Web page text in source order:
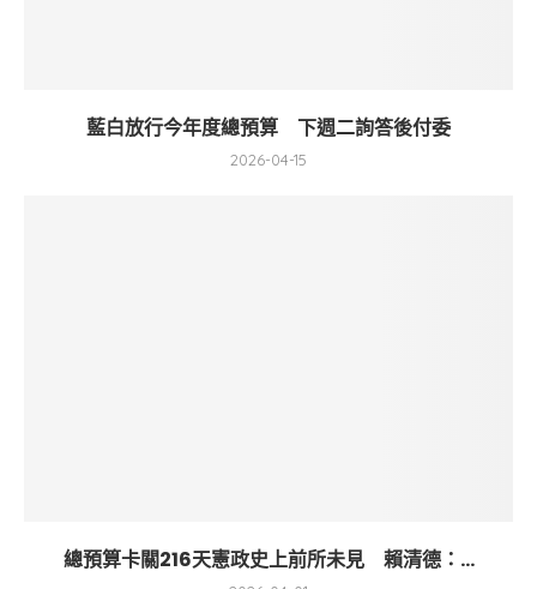
藍白放行今年度總預算 下週二詢答後付委
2026-04-15
總預算卡關216天憲政史上前所未見 賴清德：...